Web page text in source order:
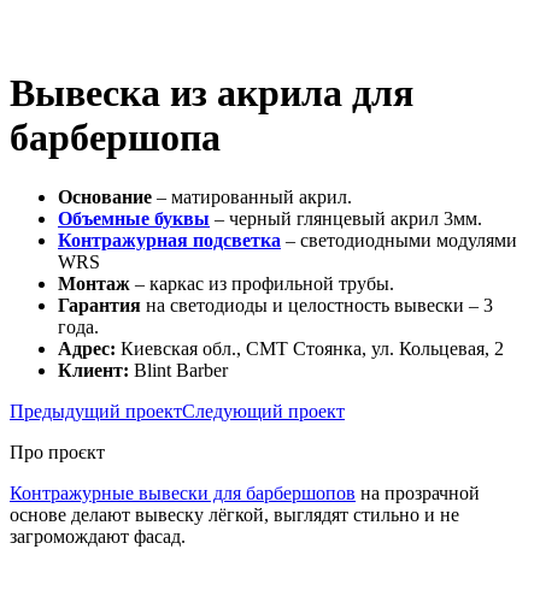
Вывеска из акрила для
барбершопа
Основание – матированный акрил.
Объемные буквы – черный глянцевый акрил 3мм.
Контражурная подсветка – светодиодными модулями
WRS
Монтаж – каркас из профильной трубы.
Гарантия на светодиоды и целостность вывески – 3
года.
Адрес: Киевская обл., СМТ Стоянка, ул. Кольцевая, 2
Клиент: Blint Barber
Предыдущий проектСледующий проект
Про проєкт
Контражурные вывески для барбершопов на прозрачной
основе делают вывеску лёгкой, выглядят стильно и не
загромождают фасад.